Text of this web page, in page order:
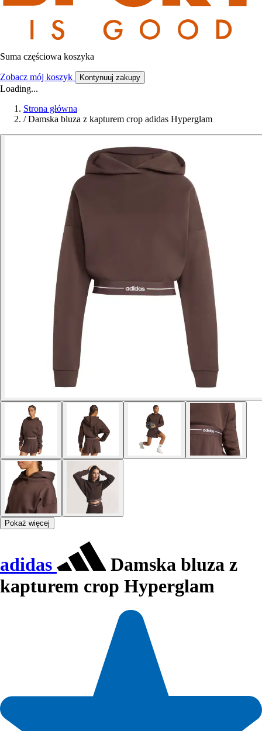
Suma częściowa koszyka
Zobacz mój koszyk Kontynuuj zakupy
Loading...
Strona główna
/ Damska bluza z kapturem crop adidas Hyperglam
Pokaż więcej
adidas
Damska bluza z
kapturem crop Hyperglam